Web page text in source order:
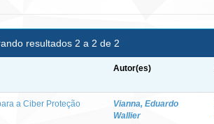
resultados 2 a 2 de 2
Autor(es)
a Ciber Proteção
Vianna, Eduardo
Wallier